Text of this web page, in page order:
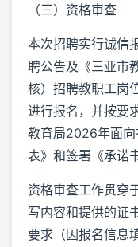
（三）资格审查
本次招聘实行诚信
聘公告及《三亚市
核）招聘教职工岗
进行报名，并按要
教育局2026年面向
表》和签署《承诺
资格审查工作贯穿
写内容和提供的证
要求（因报名信息